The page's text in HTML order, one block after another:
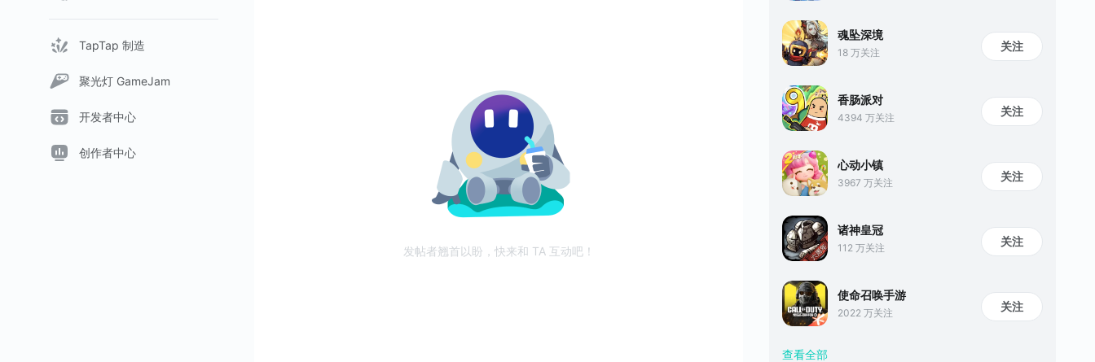
TapTap 制造
聚光灯 GameJam
开发者中心
创作者中心
发帖者翘首以盼，快来和 TA 互动吧！
魂坠深境
18 万关注 关注
香肠派对
4394 万关注 关注
心动小镇
3967 万关注 关注
诸神皇冠
112 万关注 关注
使命召唤手游
2022 万关注 关注
查看全部